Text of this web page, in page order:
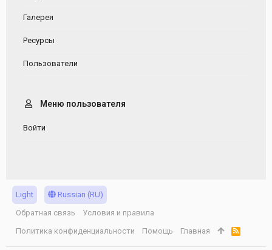
Галерея
Ресурсы
Пользователи
Меню пользователя
Войти
Light
Russian (RU)
Обратная связь
Условия и правила
Политика конфиденциальности
Помощь Главная
R
S